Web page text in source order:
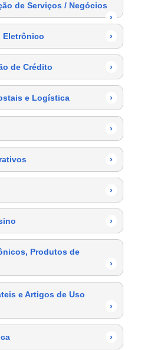
de Serviços / Negócios
›
Eletrônico
›
de Crédito ›
e Logística ›
›
›
›
›
Produtos de
›
e Artigos de Uso
›
›